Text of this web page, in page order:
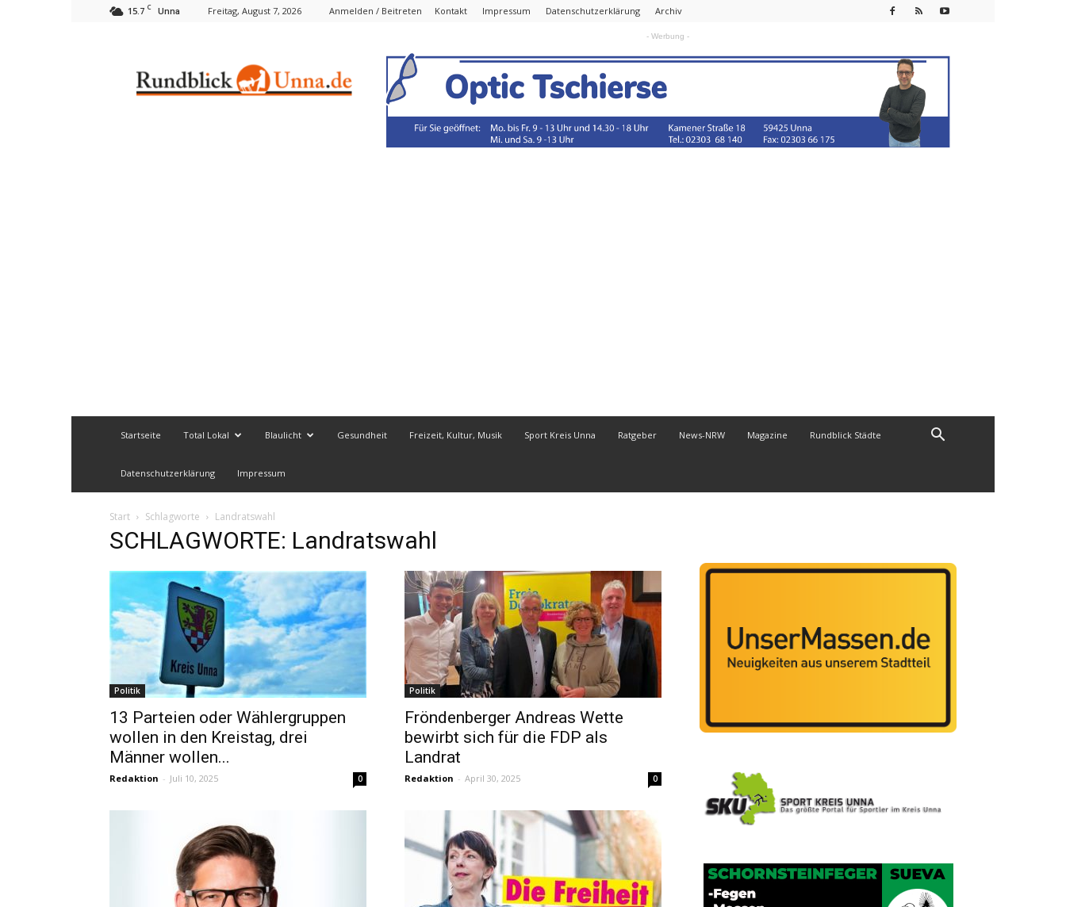
15.7 C Unna Freitag, August 7, 2026 Anmelden / Beitreten Kontakt Impressum Datenschutzerklärung Archiv
- Werbung -
Startseite Total Lokal Blaulicht Gesundheit Freizeit, Kultur, Musik Sport Kreis Unna Ratgeber News-NRW Magazine Rundblick Städte
Datenschutzerklärung Impressum
Start Schlagworte Landratswahl
SCHLAGWORTE: Landratswahl
Politik
13 Parteien oder Wählergruppen
wollen in den Kreistag, drei
Männer wollen...
Redaktion - Juli 10, 2025 0
Politik
Fröndenberger Andreas Wette
bewirbt sich für die FDP als
Landrat
Redaktion - April 30, 2025 0